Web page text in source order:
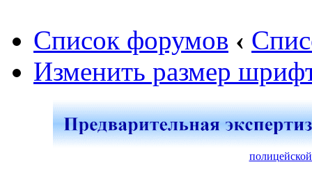
Список форумов ‹
Изменить размер